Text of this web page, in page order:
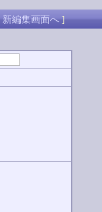
新編集画面へ]